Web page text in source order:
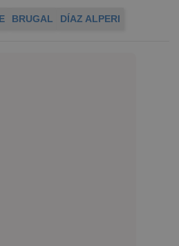
BRUGAL DÍAZ ALPERI